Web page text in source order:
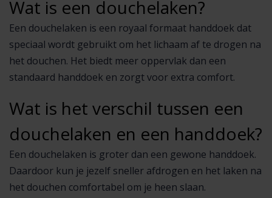
Wat is een douchelaken?
Een douchelaken is een royaal formaat handdoek dat
speciaal wordt gebruikt om het lichaam af te drogen na
het douchen. Het biedt meer oppervlak dan een
standaard handdoek en zorgt voor extra comfort.
Wat is het verschil tussen een
douchelaken en een handdoek?
Een douchelaken is groter dan een gewone handdoek.
Daardoor kun je jezelf sneller afdrogen en het laken na
het douchen comfortabel om je heen slaan.